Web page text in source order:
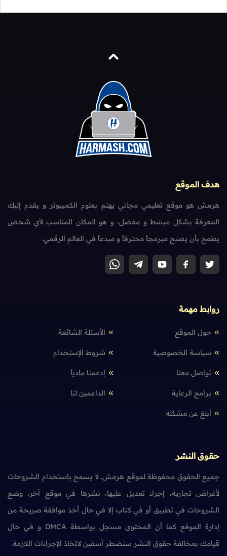
هدف الموقع
هرمش هو موقع تعليمي مجاني يهتم بعلوم الكمبيوتر و يقدم إليك
المعرفة بشكل مبسّط و مفصّل، و هو المكان المناسب لأي شخص
يطمح بأن يصبح مبرمجاً محترفاً و مبدعاً في العالم الرقمي.
روابط مهمة
حول الموقع الأسئلة الشائعة
سياسة الخصوصية شروط الإستخدام
تواصل معنا إدعمنا مادياً
برامج الرعاية الداعمين لنا
أبلغ عن مشكلة
حقوق النشر
جميع الحقوق محفوظة لموقع هرمش. لا يسمح باستخدام الشروحات
لأغراض تجارية، إجراء تعديل عليها، نشرها في موقع آخر، وضع
الشروحات في تطبيق أو في كتاب إلا في حال أخذ موافقة صريحة من
إدارة الموقع كما أن المحتوى مسجل بواسطة DMCA و في حال
قيامك بمخالفة حقوق النشر سنضطر آسفين لاتخاذ الإجراءات اللازمة.